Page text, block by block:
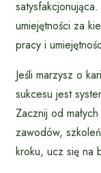
umiejętności za
pracy i
Jeśli marzysz o
sukcesu jest
Zacznij od
zawodów,
kroku, ucz się na